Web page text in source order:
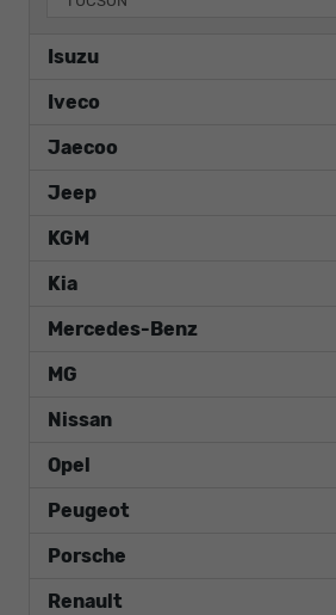
Isuzu
Iveco
Jaecoo
Jeep
KGM
Kia
Mercedes-Benz
MG
Nissan
Opel
Peugeot
Porsche
Renault